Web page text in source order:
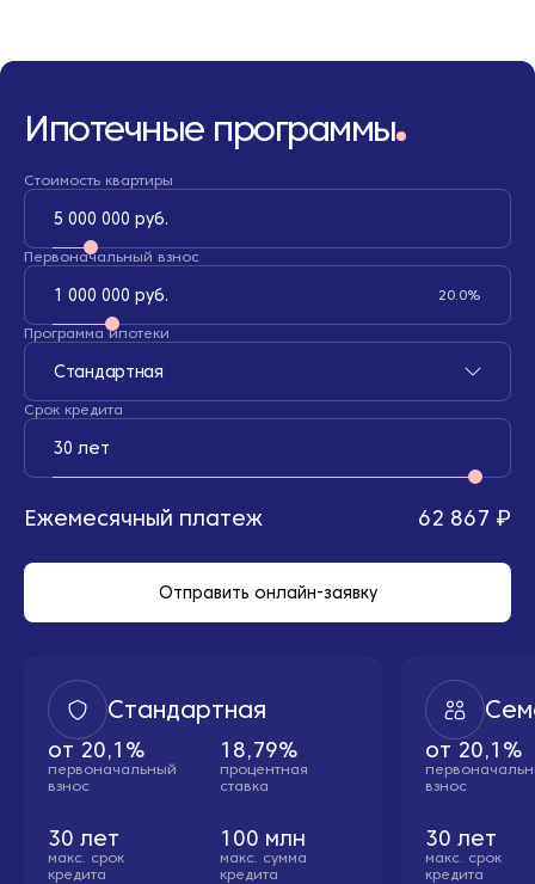
Ипотечные программы
Стоимость квартиры
5 000 000 руб.
Первоначальный взнос
1 000 000 руб. 20.0%
Программа ипотеки
Стандартная
Срок кредита
30 лет
Ежемесячный платеж 62 867 ₽
Отправить онлайн-заявку
Стандартная
от 20,1%
первоначальный
взнос
18,79%
процентная
ставка
30 лет
макс. cрок
кредита
100 млн
макс. сумма
кредита
от 20,1%
взнос
30 лет
макс. cрок
кредита